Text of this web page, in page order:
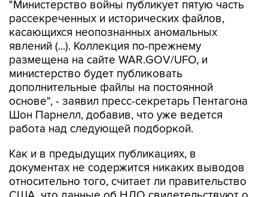
касающихся неопознанных аномальных
явлений (...). Коллекция по-прежнему
размещена на сайте WAR.GOV/UFO, и
министерство будет публиковать
дополнительные файлы на постоянной
основе", - заявил пресс-секретарь Пентагона
Шон Парнелл, добавив, что уже ведется
работа над следующей подборкой.
Как и в предыдущих публикациях, в
относительно того, считает ли правительство
США, что данные об НЛО свидетельствуют о
существовании инопланетной жизни. В них